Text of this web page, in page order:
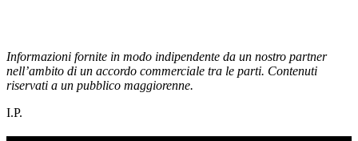
Informazioni fornite in modo indipendente da un nostro partner
nell’ambito di un accordo commerciale tra le parti. Contenuti
riservati a un pubblico maggiorenne.
I.P.